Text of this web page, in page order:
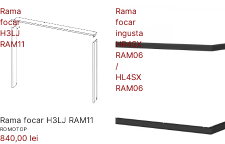
Rama
focar
H3LJ
RAM11
Rama focar H3LJ RAM11
ROMOTOP
840,00 lei
Rama
focar
ingusta
HR4SX
RAM06
/
HL4SX
RAM06